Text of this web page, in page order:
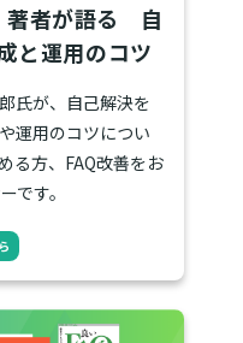
著者が語る 自
と運用のコツ
氏が、自己解決を
運用のコツについ
る方、FAQ改善をお
です。